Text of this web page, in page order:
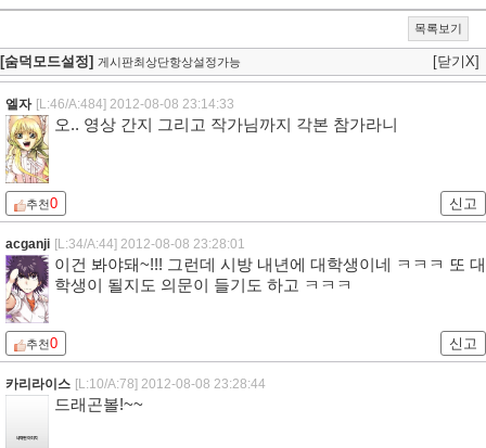
목록보기
[숨덕모드설정] 게시판최상단항상설정가능 [닫기X]
엘자 [L:46/A:484] 2012-08-08 23:14:33
오.. 영상 간지 그리고 작가님까지 각본 참가라니
추천0 신고
acganji [L:34/A:44] 2012-08-08 23:28:01
이건 봐야돼~!!! 그런데 시방 내년에 대학생이네 ㅋㅋㅋ 또 대
학생이 될지도 의문이 들기도 하고 ㅋㅋㅋ
추천0 신고
카리라이스 [L:10/A:78] 2012-08-08 23:28:44
드래곤볼!~~